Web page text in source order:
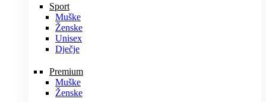
Sport
Muške
Ženske
Unisex
Dječje
Premium
Muške
Ženske